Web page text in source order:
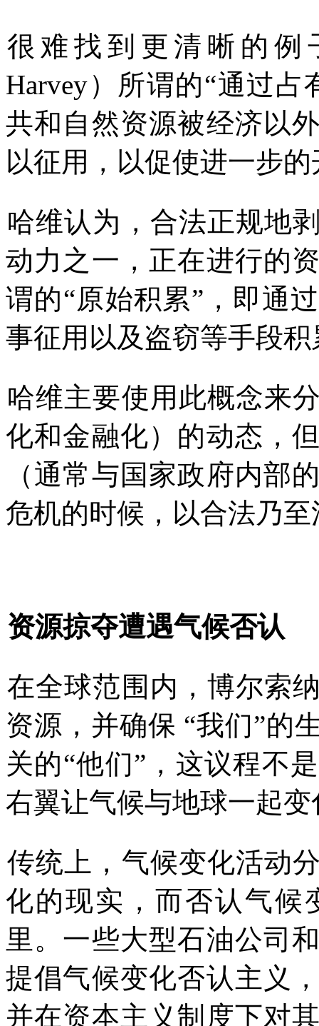
很难找到更清晰的例
Harvey）所谓的“通过占
共和自然资源被经济以
以征用，以促使进一步
哈维认为，合法正规地
动力之一，正在进行的
谓的“原始积累” ，即通
事征用以及盗窃等手段
哈维主要使用此概念来
化和金融化）的动态，
（通常与国家政府内部
危机的时候，以合法乃至
资源掠夺遭遇气候否认
在全球范围内，博尔索
资源，并确保 “我们”的
关的“他们” ，这议程不
右翼让气候与地球一起
传统上，气候变化活动
化的现实，而否认气候
里。一些大型石油公司
提倡气候变化否认主义
并在资本主义制度下对